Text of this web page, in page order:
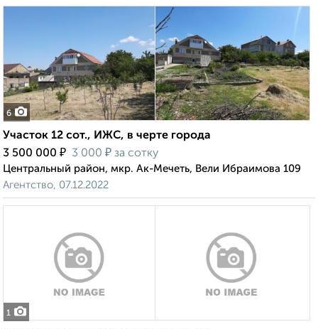
6
Участок 12 сот., ИЖС, в черте города
3 500 000 ₽ 3 000 ₽ за сотку
Центральный район, мкр. Ак-Мечеть, Вели Ибраимова 109
Агентство, 07.12.2022
1